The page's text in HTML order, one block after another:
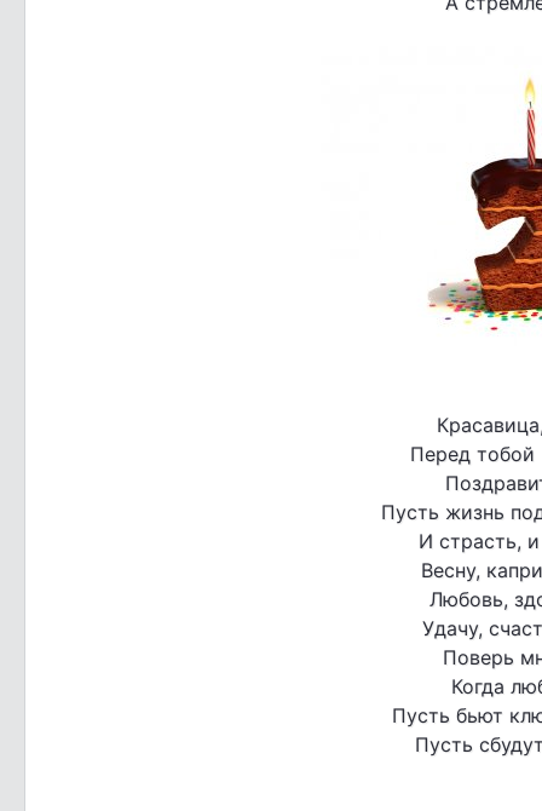
Перед тобой
Пусть жизнь
И страсть,
Весну,
Любовь,
Удачу,
Поверь
Когда
Пусть бьют
Пусть